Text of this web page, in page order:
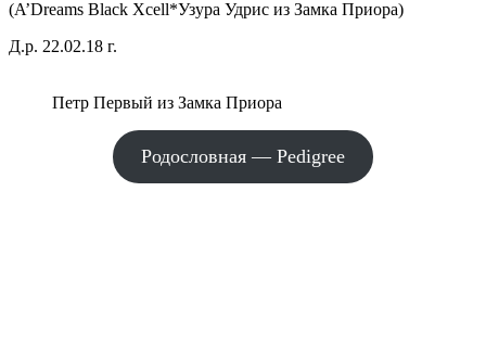
(A’Dreams Black Xcell*Узура Удрис из Замка Приора)
Д.р. 22.02.18 г.
Петр Первый из Замка Приора
Родословная — Pedigree